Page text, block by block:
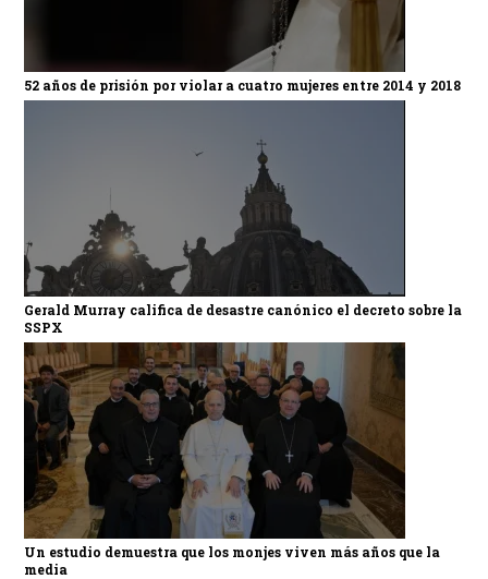
52 años de prisión por violar a cuatro mujeres entre 2014 y 2018
Gerald Murray califica de desastre canónico el decreto sobre la
SSPX
Un estudio demuestra que los monjes viven más años que la
media